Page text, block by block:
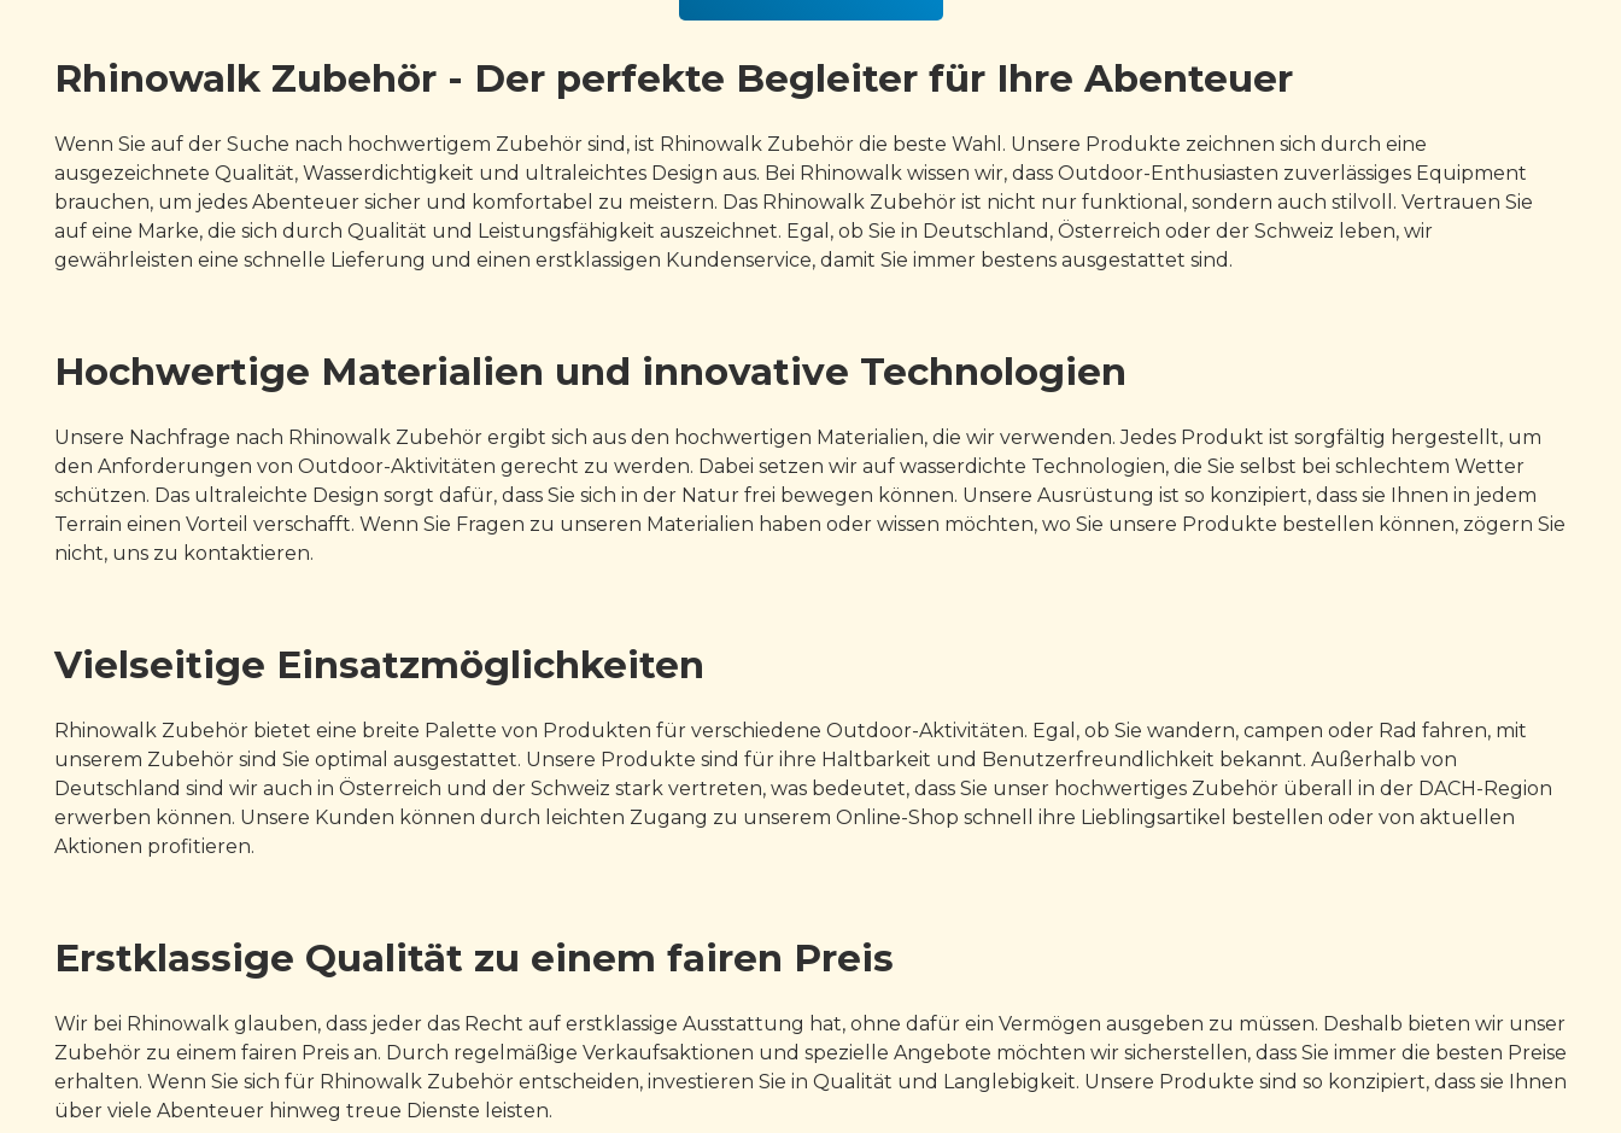
Rhinowalk Zubehör - Der perfekte Begleiter für Ihre Abenteuer
Wenn Sie auf der Suche nach hochwertigem Zubehör sind, ist Rhinowalk Zubehör die beste Wahl. Unsere Produkte zeichnen sich durch eine
ausgezeichnete Qualität, Wasserdichtigkeit und ultraleichtes Design aus. Bei Rhinowalk wissen wir, dass Outdoor-Enthusiasten zuverlässiges Equipment
brauchen, um jedes Abenteuer sicher und komfortabel zu meistern. Das Rhinowalk Zubehör ist nicht nur funktional, sondern auch stilvoll. Vertrauen Sie
auf eine Marke, die sich durch Qualität und Leistungsfähigkeit auszeichnet. Egal, ob Sie in Deutschland, Österreich oder der Schweiz leben, wir
gewährleisten eine schnelle Lieferung und einen erstklassigen Kundenservice, damit Sie immer bestens ausgestattet sind.
Hochwertige Materialien und innovative Technologien
Unsere Nachfrage nach Rhinowalk Zubehör ergibt sich aus den hochwertigen Materialien, die wir verwenden. Jedes Produkt ist sorgfältig hergestellt, um
den Anforderungen von Outdoor-Aktivitäten gerecht zu werden. Dabei setzen wir auf wasserdichte Technologien, die Sie selbst bei schlechtem Wetter
schützen. Das ultraleichte Design sorgt dafür, dass Sie sich in der Natur frei bewegen können. Unsere Ausrüstung ist so konzipiert, dass sie Ihnen in jedem
Terrain einen Vorteil verschafft. Wenn Sie Fragen zu unseren Materialien haben oder wissen möchten, wo Sie unsere Produkte bestellen können, zögern Sie
nicht, uns zu kontaktieren.
Vielseitige Einsatzmöglichkeiten
Rhinowalk Zubehör bietet eine breite Palette von Produkten für verschiedene Outdoor-Aktivitäten. Egal, ob Sie wandern, campen oder Rad fahren, mit
unserem Zubehör sind Sie optimal ausgestattet. Unsere Produkte sind für ihre Haltbarkeit und Benutzerfreundlichkeit bekannt. Außerhalb von
Deutschland sind wir auch in Österreich und der Schweiz stark vertreten, was bedeutet, dass Sie unser hochwertiges Zubehör überall in der DACH-Region
erwerben können. Unsere Kunden können durch leichten Zugang zu unserem Online-Shop schnell ihre Lieblingsartikel bestellen oder von aktuellen
Aktionen profitieren.
Erstklassige Qualität zu einem fairen Preis
Wir bei Rhinowalk glauben, dass jeder das Recht auf erstklassige Ausstattung hat, ohne dafür ein Vermögen ausgeben zu müssen. Deshalb bieten wir unser
Zubehör zu einem fairen Preis an. Durch regelmäßige Verkaufsaktionen und spezielle Angebote möchten wir sicherstellen, dass Sie immer die besten Preise
erhalten. Wenn Sie sich für Rhinowalk Zubehör entscheiden, investieren Sie in Qualität und Langlebigkeit. Unsere Produkte sind so konzipiert, dass sie Ihnen
über viele Abenteuer hinweg treue Dienste leisten.